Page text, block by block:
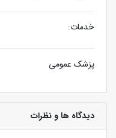
خدمات:
پزشک عمومی
دیدگاه ها و نظرات